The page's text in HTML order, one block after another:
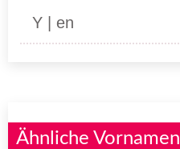
Y | en
Ähnliche Vornamen